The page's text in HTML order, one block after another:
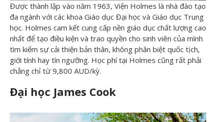
Được thành lập vào năm 1963, Viện Holmes là nhà đào tạo
đa ngành với các khoa Giáo dục Đại học và Giáo dục Trung
học. Holmes cam kết cung cấp nền giáo dục chất lượng cao
nhất để tạo điều kiện và trao quyền cho sinh viên của mình
tìm kiếm sự cải thiện bản thân, không phân biệt quốc tịch,
giới tính hay tín ngưỡng. Học phí tại Holmes cũng rất phải
chẳng chỉ từ 9,800 AUD/kỳ.
Đại học James Cook